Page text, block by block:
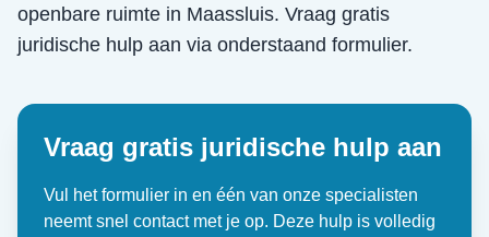
openbare ruimte in Maassluis. Vraag gratis
juridische hulp aan via onderstaand formulier.
Vraag gratis juridische hulp aan
Vul het formulier in en één van onze specialisten
neemt snel contact met je op. Deze hulp is volledig